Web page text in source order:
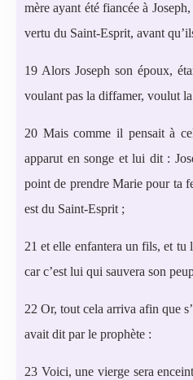
mère ayant été fiancée à
vertu du Saint-Esprit, avant
19 Alors Joseph son époux,
voulant pas la diffamer, voulut
20 Mais comme il pensait à
apparut en songe et lui dit :
point de prendre Marie pour ta
est du Saint-Esprit ;
21 et elle enfantera un fils, et tu
car c’est lui qui sauvera son
22 Or, tout cela arriva afin que
avait dit par le prophète :
23 Voici, une vierge sera